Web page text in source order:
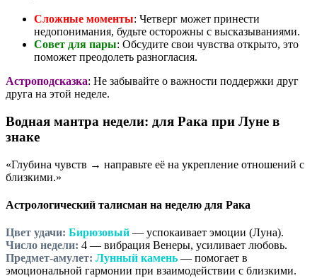
Сложные моменты: Четверг может принести
недопонимания, будьте осторожны с высказываниями.
Совет для пары: Обсудите свои чувства открыто, это
поможет преодолеть разногласия.
Астроподсказка: Не забывайте о важности поддержки друг
друга на этой неделе.
Водная мантра недели: для Рака при Луне в
знаке
«Глубина чувств → направьте её на укрепление отношений с
близкими.»
Астрологический талисман на неделю для Рака
Цвет удачи: Бирюзовый — успокаивает эмоции (Луна).
Число недели: 4 — вибрация Венеры, усиливает любовь.
Предмет-амулет: Лунный камень — помогает в
эмоциональной гармонии при взаимодействии с близкими.